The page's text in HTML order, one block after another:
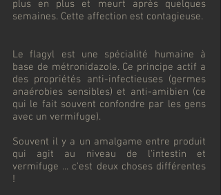
plus en plus et meurt après quelques
semaines. Cette affection est contagieuse.
Le flagyl est une spécialité humaine à
base de métronidazole. Ce principe actif a
des propriétés anti-infectieuses (germes
anaérobies sensibles) et anti-amibien (ce
qui le fait souvent confondre par les gens
avec un vermifuge).
Souvent il y a un amalgame entre produit
qui agit au niveau de l'intestin et
vermifuge ... c'est deux choses différentes
!